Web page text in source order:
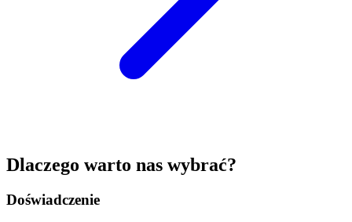
Dlaczego warto nas wybrać?
Doświadczenie